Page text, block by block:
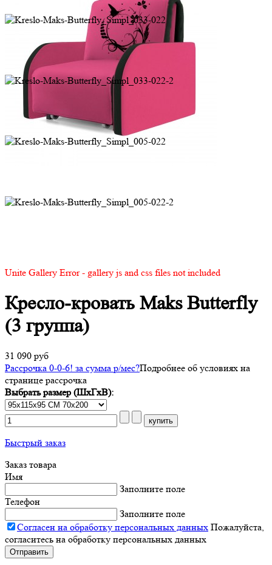
Unite Gallery Error - gallery js and css files not included
Кресло-кровать Maks Butterfly
(3 группа)
31 090 руб
Рассрочка 0-0-6! за сумма р/мес?Подробнее об условиях на
странице рассрочка
Выбрать размер (ШхГхВ):
Быстрый заказ
Заказ товара
Имя
Заполните поле
Телефон
Заполните поле
Согласен на обработку персональных данных Пожалуйста,
согласитесь на обработку персональных данных